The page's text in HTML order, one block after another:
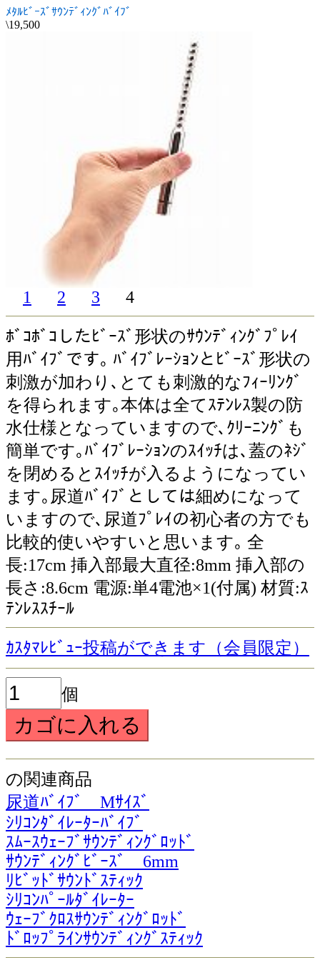
ﾒﾀﾙﾋﾞｰｽﾞｻｳﾝﾃﾞｨﾝｸﾞﾊﾞｲﾌﾞ
\19,500
1 2 3 4
ﾎﾞｺﾎﾞｺしたﾋﾞｰｽﾞ形状のｻｳﾝﾃﾞｨﾝｸﾞﾌﾟﾚｲ
用ﾊﾞｲﾌﾞです｡ ﾊﾞｲﾌﾞﾚｰｼｮﾝとﾋﾞｰｽﾞ形状の
刺激が加わり､とても刺激的なﾌｨｰﾘﾝｸﾞ
を得られます｡本体は全てｽﾃﾝﾚｽ製の防
水仕様となっていますので､ｸﾘｰﾆﾝｸﾞも
簡単です｡ﾊﾞｲﾌﾞﾚｰｼｮﾝのｽｲｯﾁは､蓋のﾈｼﾞ
を閉めるとｽｲｯﾁが入るようになってい
ます｡尿道ﾊﾞｲﾌﾞとしては細めになって
いますので､尿道ﾌﾟﾚｲの初心者の方でも
比較的使いやすいと思います｡ 全
長:17cm 挿入部最大直径:8mm 挿入部の
長さ:8.6cm 電源:単4電池×1(付属) 材質:ｽ
ﾃﾝﾚｽｽﾁｰﾙ
ｶｽﾀﾏﾚﾋﾞｭｰ投稿ができます（会員限定）
個
の関連商品
尿道ﾊﾞｲﾌﾞ Mｻｲｽﾞ
ｼﾘｺﾝﾀﾞｲﾚｰﾀｰﾊﾞｲﾌﾞ
ｽﾑｰｽｳｪｰﾌﾞｻｳﾝﾃﾞｨﾝｸﾞﾛｯﾄﾞ
ｻｳﾝﾃﾞｨﾝｸﾞﾋﾞｰｽﾞ 6mm
ﾘﾋﾞｯﾄﾞｻｳﾝﾄﾞｽﾃｨｯｸ
ｼﾘｺﾝﾊﾟｰﾙﾀﾞｲﾚｰﾀｰ
ｳｪｰﾌﾞｸﾛｽｻｳﾝﾃﾞｨﾝｸﾞﾛｯﾄﾞ
ﾄﾞﾛｯﾌﾟﾗｲﾝｻｳﾝﾃﾞｨﾝｸﾞｽﾃｨｯｸ